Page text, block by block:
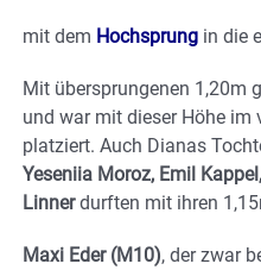
mit dem Hochsprung in die
Mit übersprungenen 1,20m
und war mit dieser Höhe im
platziert. Auch Dianas
Yeseniia Moroz, Emil
Linnerdurften mit ihren
Maxi Eder (M10), der zwar